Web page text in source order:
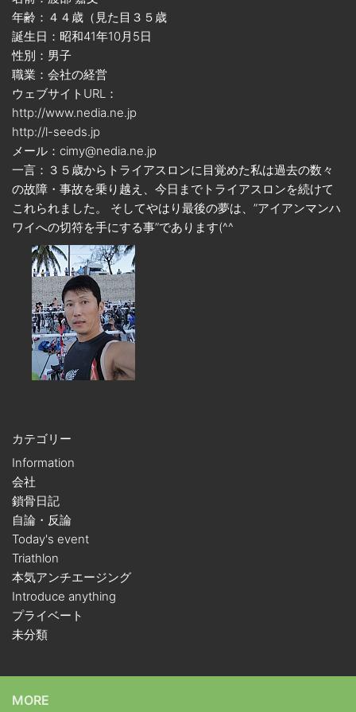
年齢：４４歳（見た目３５歳
誕生日：昭和41年10月5日
性別：男子
職業：会社の経営
ウェブサイトURL：
http://www.nedia.ne.jp
http://l-seeds.jp
メール：cimy@nedia.ne.jp
一言：３５歳からトライアスロンに目覚めた私は過去の数々
の故障・事故を乗り越え、今日までトライアスロンを続けて
これられました。 そしてやはり最後の夢は、”アイアンマンハ
ワイへの切符を手にする事”であります(^^ゞ
カテゴリー
Information
会社
鎖骨日記
自論・反論
Today's event
Triathlon
本気アンチエージング
Introduce anything
プライベート
未分類
MORE